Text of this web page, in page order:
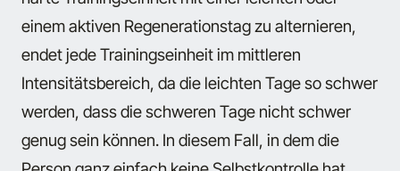
einem aktiven Regenerationstag zu alternieren,
endet jede Trainingseinheit im mittleren
Intensitätsbereich, da die leichten Tage so schwer
werden, dass die schweren Tage nicht schwer
genug sein können. In diesem Fall, in dem die